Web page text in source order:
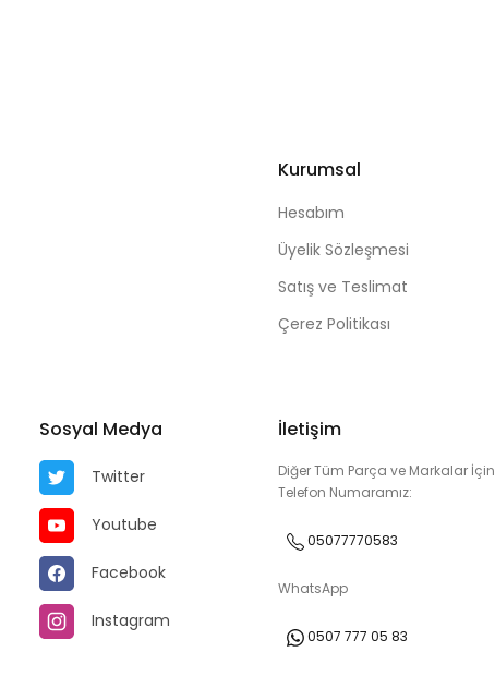
Kurumsal
Hesabım
Üyelik Sözleşmesi
Satış ve Teslimat
Çerez Politikası
Sosyal Medya
Twitter
Youtube
Facebook
Instagram
İletişim
Diğer Tüm Parça ve Markalar İçin
Telefon Numaramız:
05077770583
WhatsApp
0507 777 05 83